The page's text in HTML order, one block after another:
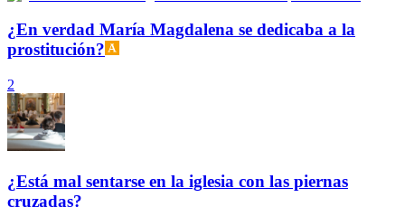
¿En verdad María Magdalena se dedicaba a la
prostitución?
2
¿Está mal sentarse en la iglesia con las piernas
cruzadas?